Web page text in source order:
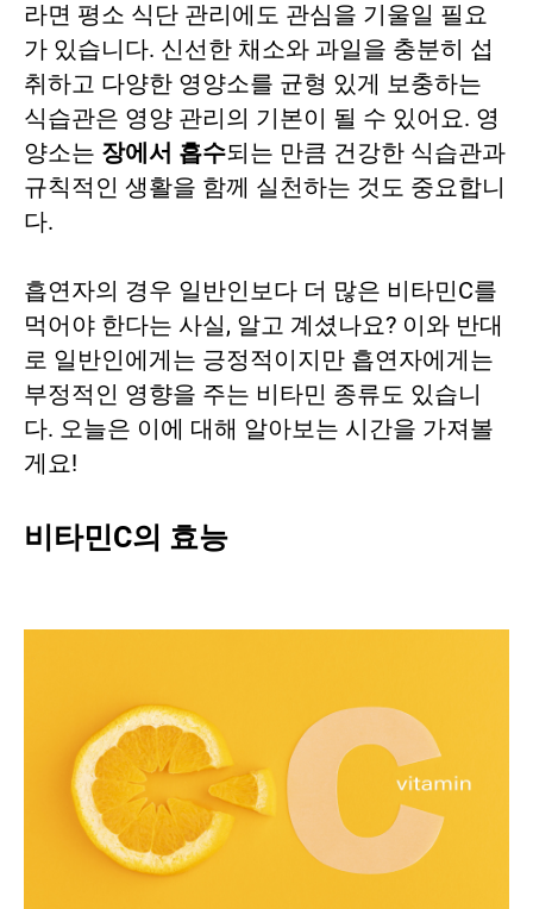
라면 평소 식단 관리에도 관심을 기울일 필요
가 있습니다. 신선한 채소와 과일을 충분히 섭
취하고 다양한 영양소를 균형 있게 보충하는
식습관은 영양 관리의 기본이 될 수 있어요. 영
양소는 장에서 흡수되는 만큼 건강한 식습관과
규칙적인 생활을 함께 실천하는 것도 중요합니
다.
흡연자의 경우 일반인보다 더 많은 비타민C를
먹어야 한다는 사실, 알고 계셨나요? 이와 반대
로 일반인에게는 긍정적이지만 흡연자에게는
부정적인 영향을 주는 비타민 종류도 있습니
다. 오늘은 이에 대해 알아보는 시간을 가져볼
게요!
비타민C의 효능